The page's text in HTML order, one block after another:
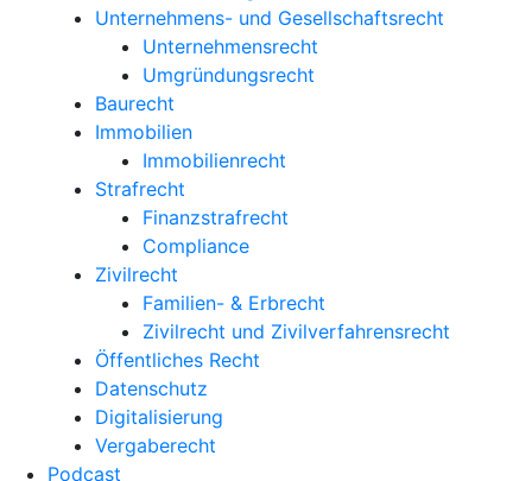
Unternehmens- und Gesellschaftsrecht
Unternehmensrecht
Umgründungsrecht
Baurecht
Immobilien
Immobilienrecht
Strafrecht
Finanzstrafrecht
Compliance
Zivilrecht
Familien- & Erbrecht
Zivilrecht und Zivilverfahrensrecht
Öffentliches Recht
Datenschutz
Digitalisierung
Vergaberecht
Podcast